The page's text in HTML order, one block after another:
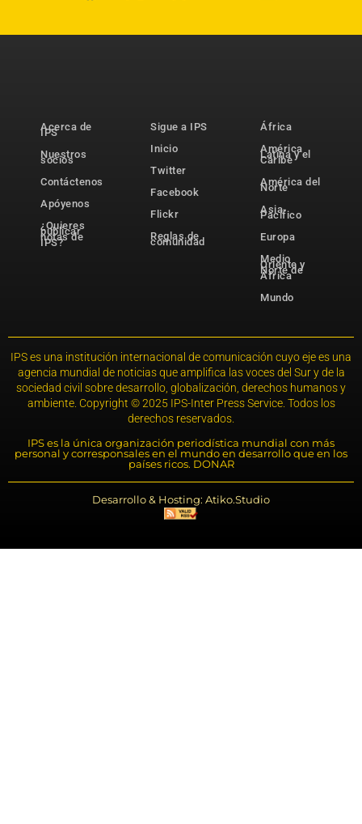
Acerca de
IPS
Nuestros
socios
Contáctenos
Apóyenos
¿Quieres
publicar
notas de
IPS?
Sigue a IPS
Inicio
Twitter
Facebook
Flickr
Reglas de
comunidad
África
América
Latina y el
Caribe
América del
Norte
Asia-
Pacífico
Europa
Medio
Oriente y
Norte de
África
Mundo
IPS es una institución internacional de comunicación cuyo eje es una
agencia mundial de noticias que amplifica las voces del Sur y de la
sociedad civil sobre desarrollo, globalización, derechos humanos y
ambiente. Copyright © 2025 IPS-Inter Press Service. Todos los
derechos reservados.
IPS es la única organización periodística mundial con más
personal y corresponsales en el mundo en desarrollo que en los
países ricos. DONAR
Desarrollo & Hosting: Atiko.Studio